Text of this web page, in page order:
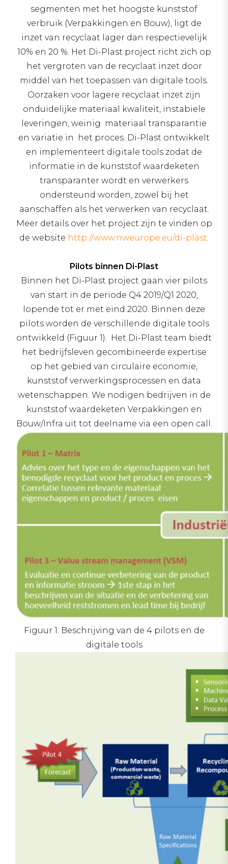
segmenten met het hoogste kunststof
verbruik (Verpakkingen en Bouw), ligt de
inzet van recyclaat lager dan respectievelijk
10% en 20 %. Het Di-Plast project richt zich op
het vergroten van de recyclaat inzet door
middel van het toepassen van digitale tools.
Oorzaken voor lagere recyclaat inzet zijn
onduidelijke materiaal kwaliteit, instabiele
leveringen, weinig materiaal transparantie
en variatie in het proces. Di-Plast ontwikkelt
en implementeert digitale tools zodat de
informatie in de kunststof waardeketen
transparanter wordt en verwerkers
ondersteund worden, zowel bij het
aanschaffen als het verwerken van recyclaat.
Meer details over het project zijn te vinden op
de website http://www.nweurope.eu/di-plast.
Pilots binnen Di-Plast
Binnen het Di-Plast project gaan vier pilots
van start in de periode Q4 2019/Q1 2020,
lopende tot er met eind 2020. Binnen deze
pilots worden de verschillende digitale tools
ontwikkeld (Figuur 1). Het Di-Plast team biedt
het bedrijfsleven gecombineerde expertise
op het gebied van circulaire economie,
kunststof verwerkingsprocessen en data
wetenschappen. We nodigen bedrijven in de
kunststof waardeketen Verpakkingen en
Bouw/Infra uit tot deelname via een open call.
Figuur 1: Beschrijving van de 4 pilots en de
digitale tools